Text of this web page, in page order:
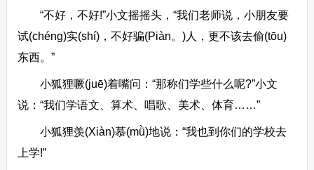
“不好，不好!”小文摇摇头，“我们老师说，小朋友要
试(chéng)实(shí)，不好骗(Piàn。)人，更不该去偷(tōu)
东西。”
小狐狸噘(juē)着嘴问：“那称们学些什么呢?”小文
说：“我们学语文、算术、唱歌、美术、体育……”
小狐狸羡(Xiàn)慕(mǜ)地说：“我也到你们的学校去
上学!”